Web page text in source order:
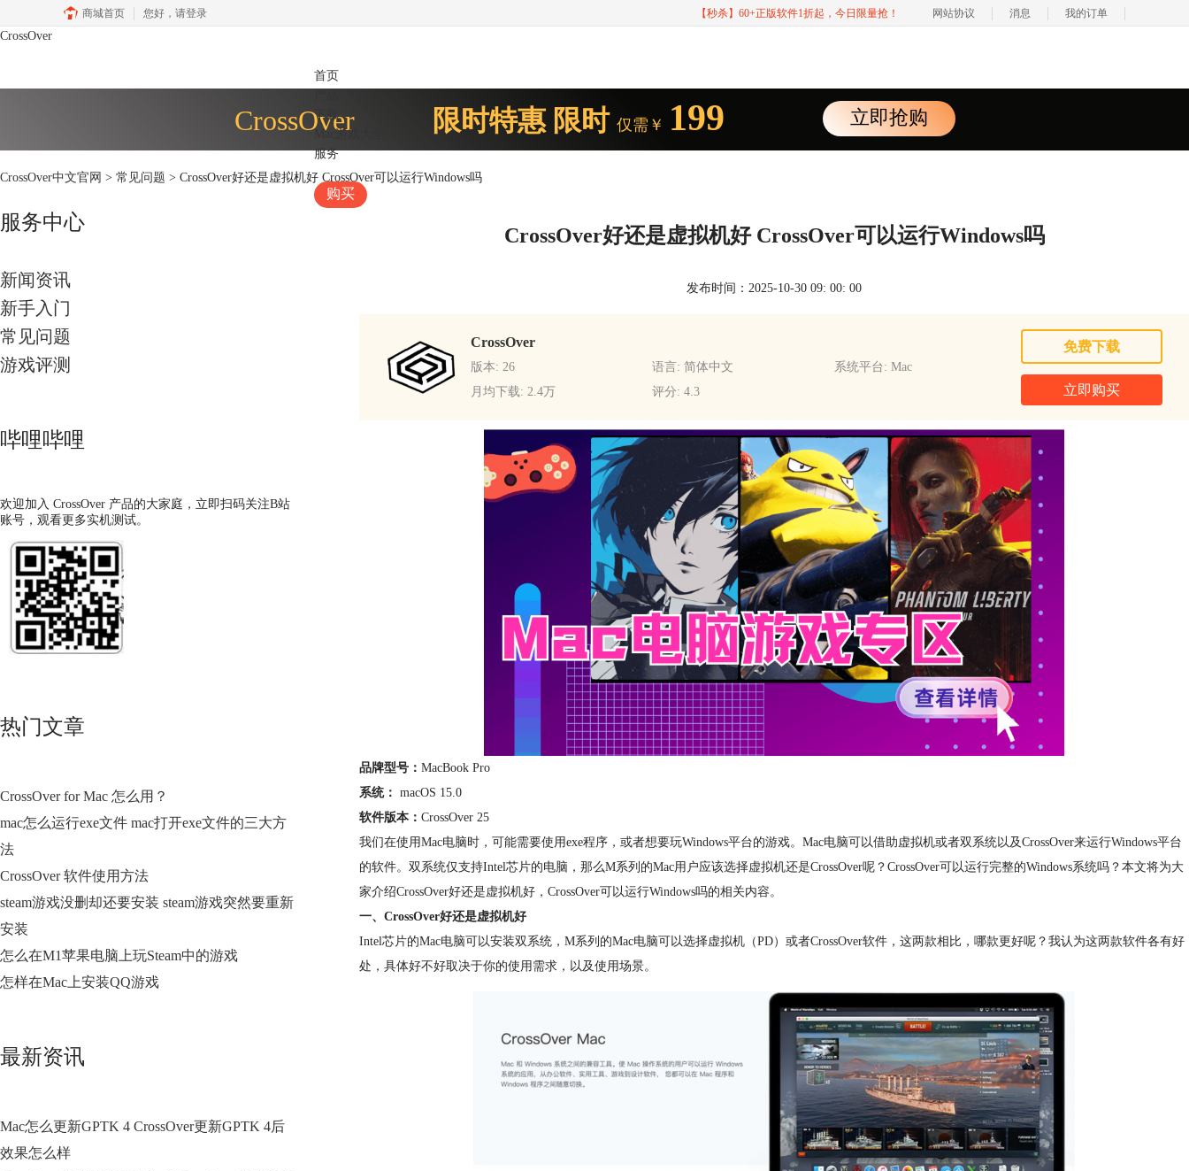
商城首页 您好， 请登录 【秒杀】60+正版软件1折起，今日限量抢！ 网站协议 消息 我的订单
CrossOver
首页
下载
Mac游戏大全
服务
购买
CrossOver 限时特惠 限时 仅需￥ 199 立即抢购
CrossOver中文官网 > 常见问题 > CrossOver好还是虚拟机好 CrossOver可以运行Windows吗
服务中心
新闻资讯
新手入门
常见问题
游戏评测
哔哩哔哩
欢迎加入 CrossOver 产品的大家庭，立即扫码关注B站
账号，观看更多实机测试。
热门文章
CrossOver for Mac 怎么用？
mac怎么运行exe文件 mac打开exe文件的三大方
法
CrossOver 软件使用方法
steam游戏没删却还要安装 steam游戏突然要重新
安装
怎么在M1苹果电脑上玩Steam中的游戏
怎样在Mac上安装QQ游戏
最新资讯
Mac怎么更新GPTK 4 CrossOver更新GPTK 4后
效果怎么样
CrossOver好还是虚拟机好 CrossOver可以运行Windows吗
发布时间：2025-10-30 09: 00: 00
CrossOver
版本: 26 语言: 简体中文
系统平台: Mac
月均下载: 2.4万
评分: 4.3
免费下载
立即购买
品牌型号： MacBook Pro
系统： macOS 15.0
软件版本： CrossOver 25
我们在使用Mac电脑时，可能需要使用exe程序，或者想要玩Windows平台的游戏。Mac电脑可以借助虚拟机或者双系统以及CrossOver来运行Windows平台
的软件。双系统仅支持Intel芯片的电脑，那么M系列的Mac用户应该选择虚拟机还是CrossOver呢？CrossOver可以运行完整的Windows系统吗？本文将为大
家介绍CrossOver好还是虚拟机好，CrossOver可以运行Windows吗的相关内容。
一、CrossOver好还是虚拟机好
Intel芯片的Mac电脑可以安装双系统，M系列的Mac电脑可以选择虚拟机（PD）或者CrossOver软件，这两款相比，哪款更好呢？我认为这两款软件各有好
处，具体好不好取决于你的使用需求，以及使用场景。